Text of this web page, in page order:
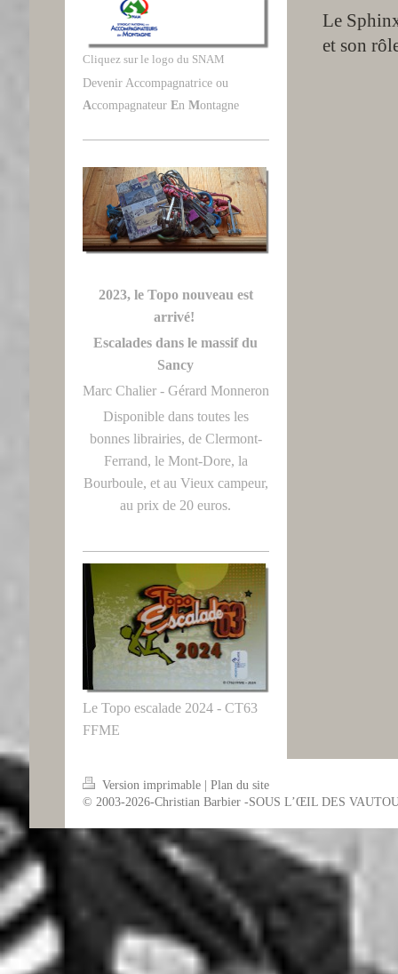
Le
et son
Cliquez sur le logo du SNAM
Devenir Accompagnatrice ou
Accompagnateur En Montagne
2023, le Topo nouveau est
arrivé!
Escalades dans le massif du
Sancy
Marc Chalier - Gérard Monneron
Disponible dans toutes les
bonnes librairies, de Clermont-
Ferrand, le Mont-Dore, la
Bourboule, et au Vieux campeur,
au prix de 20 euros.
Le Topo escalade 2024 - CT63
FFME
Version imprimable
Plan du site
© 2003-2026-Christian Barbier -SOUS L’ŒIL DES